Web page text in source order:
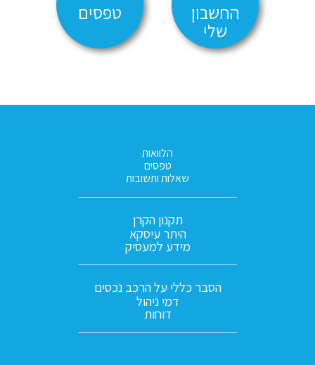
החשבון
שלי
טפסים
הלוואות
טפסים
שאלות ותשובות
תקנון הקרן
היתר עיסקא
מידע למעסיק
הסבר כללי על הרכב נכסים
דמי ניהול
דוחות